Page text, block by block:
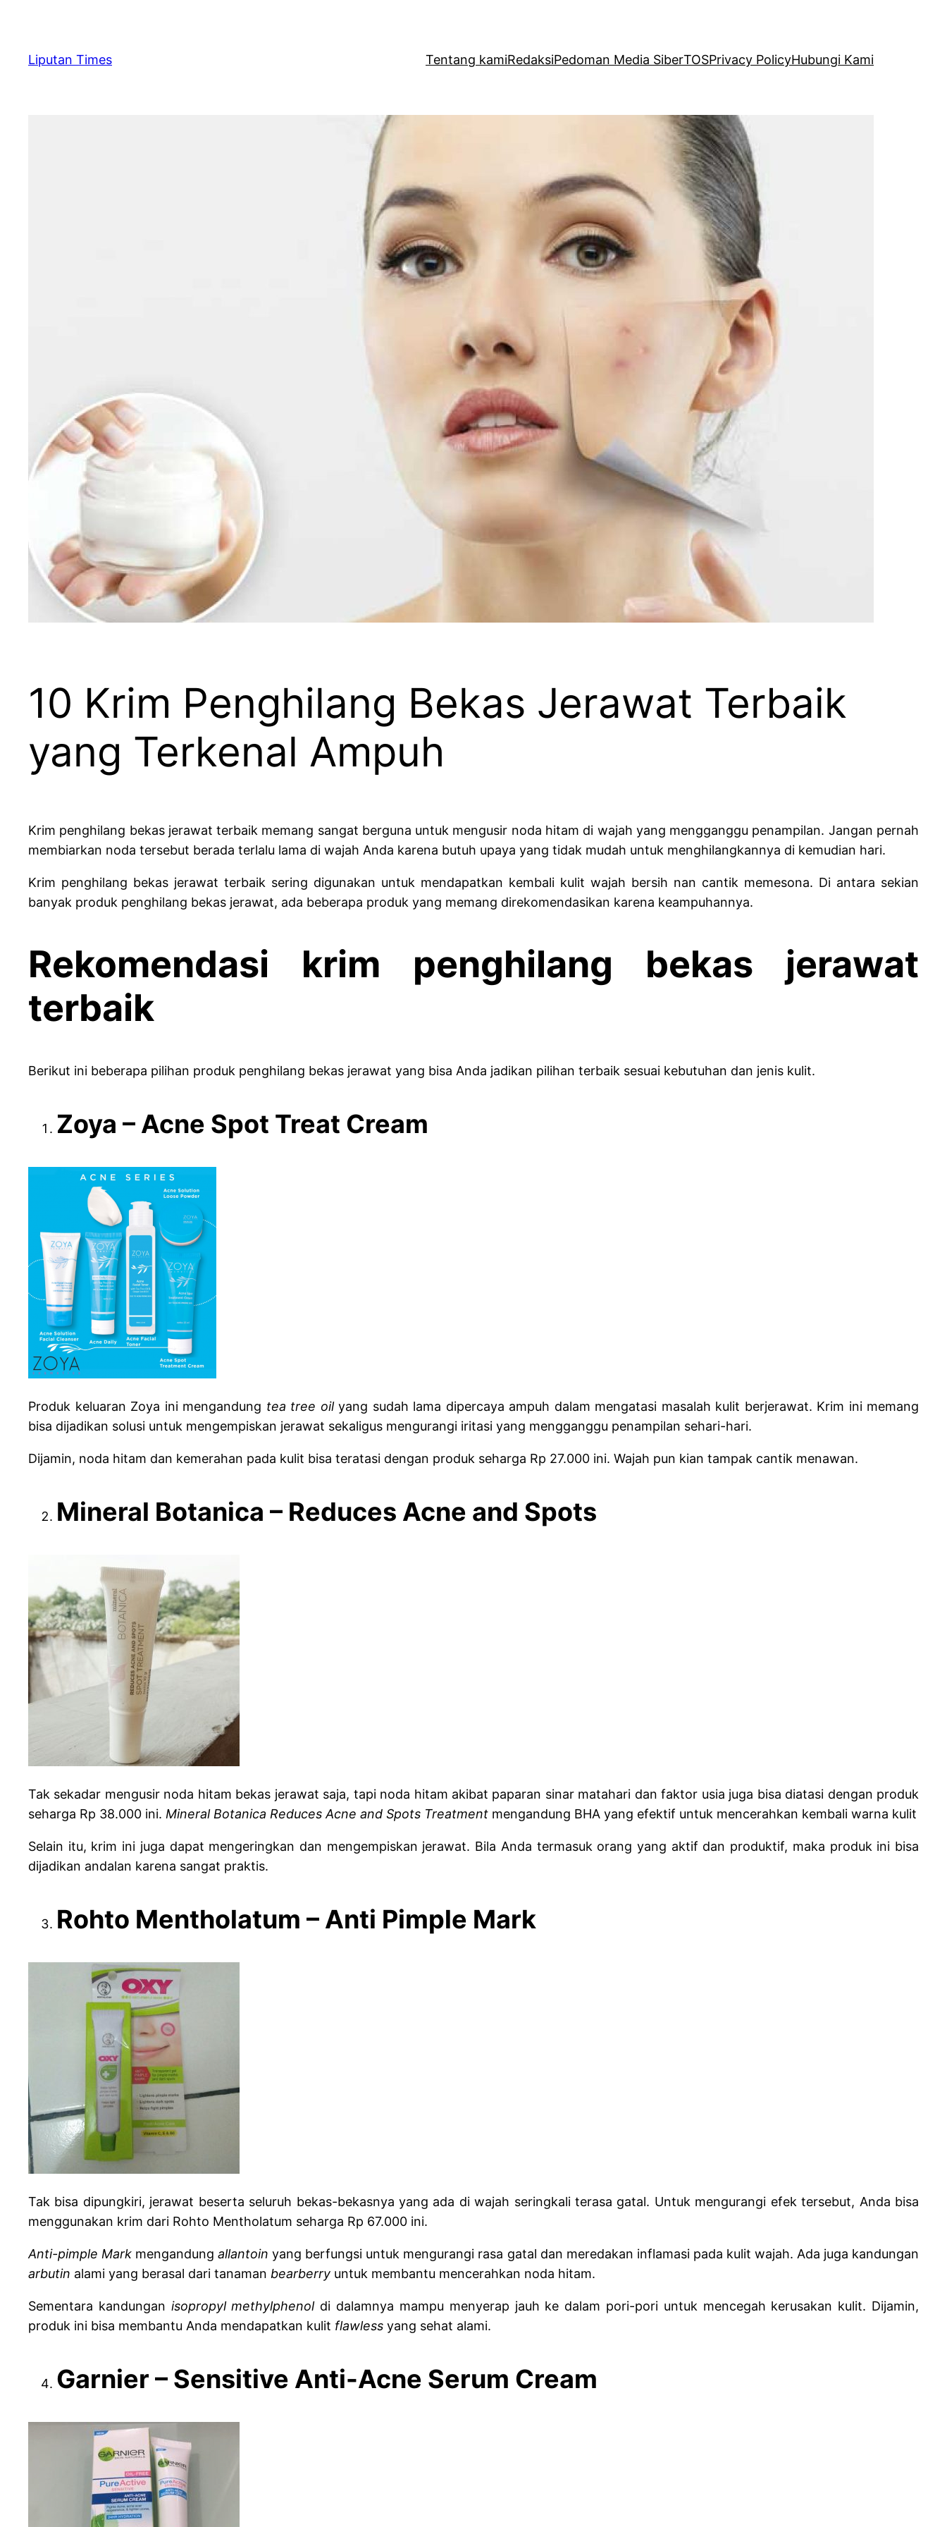
content
Liputan Times Tentang kamiRedaksiPedoman Media SiberTOSPrivacy PolicyHubungi Kami
10 Krim Penghilang Bekas Jerawat Terbaik
yang Terkenal Ampuh
Krim penghilang bekas jerawat terbaik memang sangat berguna untuk mengusir noda hitam di wajah yang mengganggu penampilan. Jangan pernah
membiarkan noda tersebut berada terlalu lama di wajah Anda karena butuh upaya yang tidak mudah untuk menghilangkannya di kemudian hari.
Krim penghilang bekas jerawat terbaik sering digunakan untuk mendapatkan kembali kulit wajah bersih nan cantik memesona. Di antara sekian
banyak produk penghilang bekas jerawat, ada beberapa produk yang memang direkomendasikan karena keampuhannya.
Rekomendasi krim penghilang bekas jerawat
terbaik
Berikut ini beberapa pilihan produk penghilang bekas jerawat yang bisa Anda jadikan pilihan terbaik sesuai kebutuhan dan jenis kulit.
Zoya – Acne Spot Treat Cream
Produk keluaran Zoya ini mengandung tea tree oilyang sudah lama dipercaya ampuh dalam mengatasi masalah kulit berjerawat. Krim ini memang
bisa dijadikan solusi untuk mengempiskan jerawat sekaligus mengurangi iritasi yang mengganggu penampilan sehari-hari.
Dijamin, noda hitam dan kemerahan pada kulit bisa teratasi dengan produk seharga Rp 27.000 ini. Wajah pun kian tampak cantik menawan.
Mineral Botanica – Reduces Acne and Spots
Tak sekadar mengusir noda hitam bekas jerawat saja, tapi noda hitam akibat paparan sinar matahari dan faktor usia juga bisa diatasi dengan produk
seharga Rp 38.000 ini. Mineral Botanica Reduces Acne and Spots Treatment mengandung BHA yang efektif untuk mencerahkan kembali warna kulit
Selain itu, krim ini juga dapat mengeringkan dan mengempiskan jerawat. Bila Anda termasuk orang yang aktif dan produktif, maka produk ini bisa
dijadikan andalan karena sangat praktis.
Rohto Mentholatum – Anti Pimple Mark
Tak bisa dipungkiri, jerawat beserta seluruh bekas-bekasnya yang ada di wajah seringkali terasa gatal. Untuk mengurangi efek tersebut, Anda bisa
menggunakan krim dari Rohto Mentholatum seharga Rp 67.000 ini.
Anti-pimple Mark mengandungallantoinyang berfungsi untuk mengurangi rasa gatal dan meredakan inflamasi pada kulit wajah. Ada juga kandungan
arbutin alami yang berasal dari tanaman bearberry untuk membantu mencerahkan noda hitam.
Sementara kandungan isopropyl methylphenoldi dalamnya mampu menyerap jauh ke dalam pori-pori untuk mencegah kerusakan kulit. Dijamin,
produk ini bisa membantu Anda mendapatkan kulit flawless yang sehat alami.
Garnier – Sensitive Anti-Acne Serum Cream